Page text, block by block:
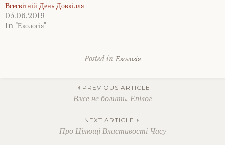
Всесвітній День Довкілля
05.06.2019
In "Екологія"
Posted in Екологія
miyazaki
studio
довкілля
navigation
PREVIOUS ARTICLE
Вже не болить. Епілог
NEXT ARTICLE
Про Цілющі Властивості Часу